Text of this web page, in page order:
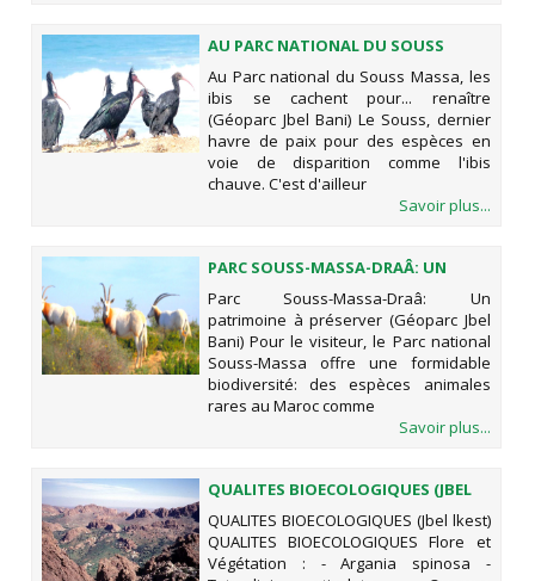
AU PARC NATIONAL DU SOUSS
MASSA, LES IBIS SE CACHENT
POUR... RENAÎTRE (GÉOPARC JBEL
BANI)
Au Parc national du Souss Massa, les
ibis se cachent pour... renaître
(Géoparc Jbel Bani) Le Souss, dernier
havre de paix pour des espèces en
voie de disparition comme l'ibis
chauve. C'est d'ailleur
Savoir plus...
PARC SOUSS-MASSA-DRAÂ: UN
PATRIMOINE À PRÉSERVER (GÉOPARC
JBEL BANI)
Parc Souss-Massa-Draâ: Un
patrimoine à préserver (Géoparc Jbel
Bani) Pour le visiteur, le Parc national
Souss-Massa offre une formidable
biodiversité: des espèces animales
rares au Maroc comme
Savoir plus...
QUALITES BIOECOLOGIQUES (JBEL
LKEST)
QUALITES BIOECOLOGIQUES (Jbel lkest)
QUALITES BIOECOLOGIQUES Flore et
Végétation : - Argania spinosa -